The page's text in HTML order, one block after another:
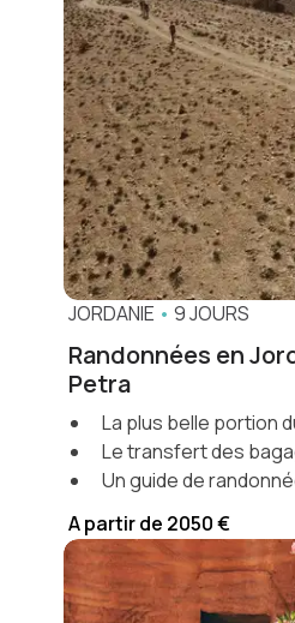
JORDANIE • 9 JOURS
Randonnées en
Petra
La plus belle portion
Le transfert des
Un guide de
A partir de 2050 €